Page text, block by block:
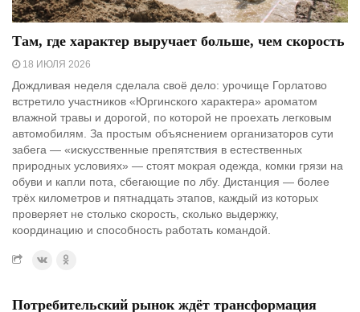
Там, где характер выручает больше, чем скорость
18 ИЮЛЯ 2026
Дождливая неделя сделала своё дело: урочище Горлатово
встретило участников «Юргинского характера» ароматом
влажной травы и дорогой, по которой не проехать легковым
автомобилям. За простым объяснением организаторов сути
забега — «искусственные препятствия в естественных
природных условиях» — стоят мокрая одежда, комки грязи на
обуви и капли пота, сбегающие по лбу. Дистанция — более
трёх километров и пятнадцать этапов, каждый из которых
проверяет не столько скорость, сколько выдержку,
координацию и способность работать командой.
Потребительский рынок ждёт трансформация